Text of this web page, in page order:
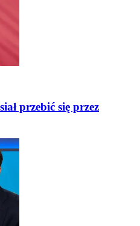
przebić się przez